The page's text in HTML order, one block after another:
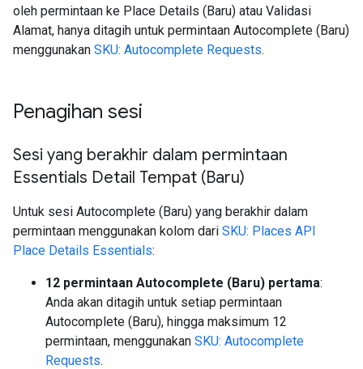
oleh permintaan ke Place Details (Baru) atau Validasi
Alamat, hanya ditagih untuk permintaan Autocomplete (Baru)
menggunakan SKU: Autocomplete Requests.
Penagihan sesi
Sesi yang berakhir dalam permintaan
Essentials Detail Tempat (Baru)
Untuk sesi Autocomplete (Baru) yang berakhir dalam
permintaan menggunakan kolom dari SKU: Places API
Place Details Essentials:
12 permintaan Autocomplete (Baru) pertama:
Anda akan ditagih untuk setiap permintaan
Autocomplete (Baru), hingga maksimum 12
permintaan, menggunakan SKU: Autocomplete
Requests.